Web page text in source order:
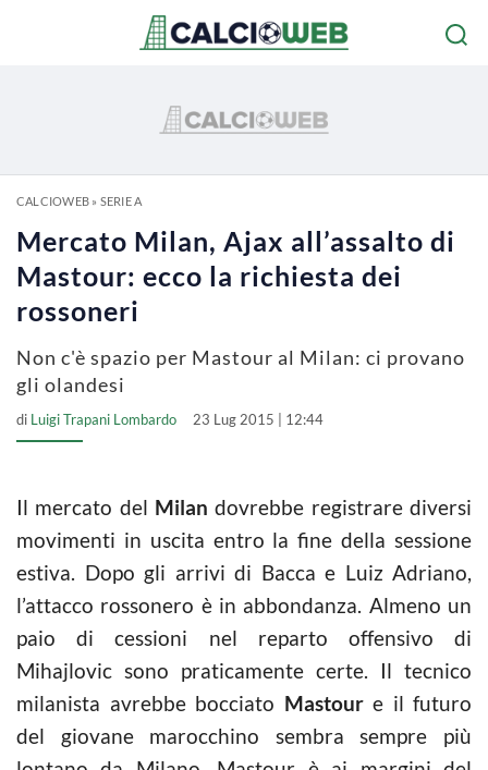
CALCIOWEB» SERIE A
Mercato Milan, Ajax all’assalto di
Mastour: ecco la richiesta dei
rossoneri
Non c'è spazio per Mastour al Milan: ci provano
gli olandesi
di Luigi Trapani Lombardo 23 Lug 2015 | 12:44
Il mercato del Milan dovrebbe registrare diversi
movimenti in uscita entro la fine della sessione
estiva. Dopo gli arrivi di Bacca e Luiz Adriano,
l’attacco rossonero è in abbondanza. Almeno un
paio di cessioni nel reparto offensivo di
Mihajlovic sono praticamente certe. Il tecnico
milanista avrebbe bocciato Mastoure il futuro
del giovane marocchino sembra sempre più